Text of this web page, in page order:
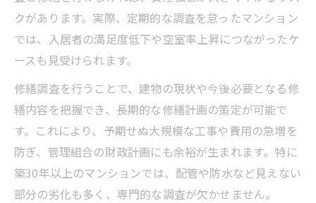
修繕積立金を活かすマンション大規模修繕
調査活用法
クがあります。実際、定期的な調査を怠ったマンション
では、入居者の満足度低下や空室率上昇につながったケ
ースも見受けられます。
修繕調査を行うことで、建物の現状や今後必要となる修
繕内容を把握でき、長期的な修繕計画の策定が可能で
す。これにより、予期せぬ大規模な工事や費用の急増を
防ぎ、管理組合の財政計画にも余裕が生まれます。特に
築30年以上のマンションでは、配管や防水など見えない
部分の劣化も多く、専門的な調査が欠かせません。